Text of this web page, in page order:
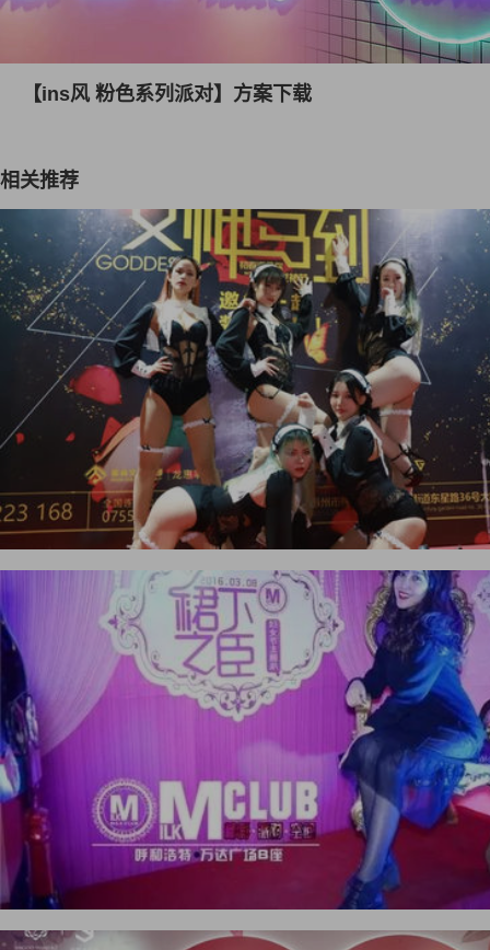
【ins风 粉色系列派对】方案下载
相关推荐